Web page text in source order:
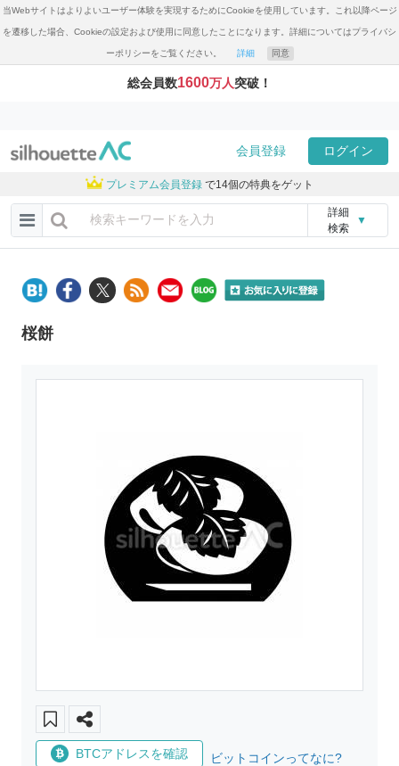
当Webサイトはよりよいユーザー体験を実現するためにCookieを使用しています。これ以降ページ
を遷移した場合、Cookieの設定および使用に同意したことになります。詳細についてはプライバシ
ーポリシーをご覧ください。 詳細 同意
総会員数1600万人突破！
会員登録 ログイン
プレミアム会員登録 で14個の特典をゲット
詳細
検索
▼
桜餅
BTCアドレスを確認 ビットコインってなに?